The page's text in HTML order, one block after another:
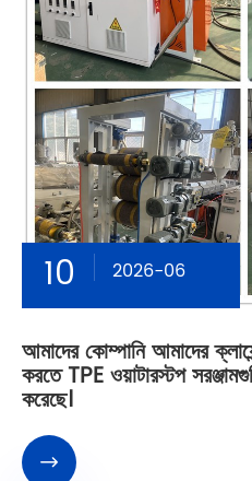
10 2026-06
আমাদের কোম্পানি আমাদের
করতে TPE ওয়াটারস্টপ
করেছে।
